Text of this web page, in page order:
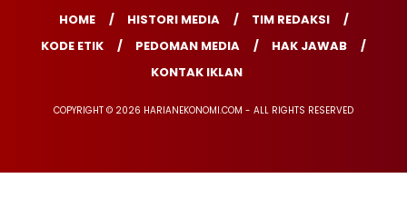
HOME HISTORI MEDIA
TIM REDAKSI
KODE ETIK
PEDOMAN MEDIA
HAK JAWAB
KONTAK IKLAN
COPYRIGHT © 2026 HARIANEKONOMI.COM - ALL RIGHTS RESERVED